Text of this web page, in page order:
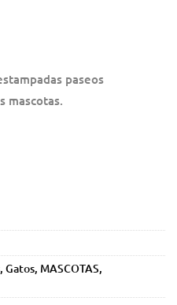
paseos
mascotas.
, Gatos, MASCOTAS,